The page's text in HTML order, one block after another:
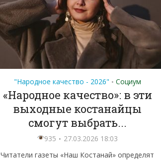
"Народное качество - 2026" • Социум
«Народное качество»: в эти
выходные костанайцы
смогут выбрать...
935
27.03.2026 18:03
Читатели газеты «Наш Костанай» определят